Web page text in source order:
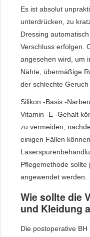
Es ist absolut
unterdrücken, zu
Dressing
Verschluss erfolgen.
angesehen wird, um
Nähte, übermäßige
der schlechte
Silikon -Basis -
Vitamin -E -Gehalt
zu vermeiden,
einigen Fällen
Pflegemethode sollte
angewendet werden.
Wie sollte die
und Kleidung
Die postoperative